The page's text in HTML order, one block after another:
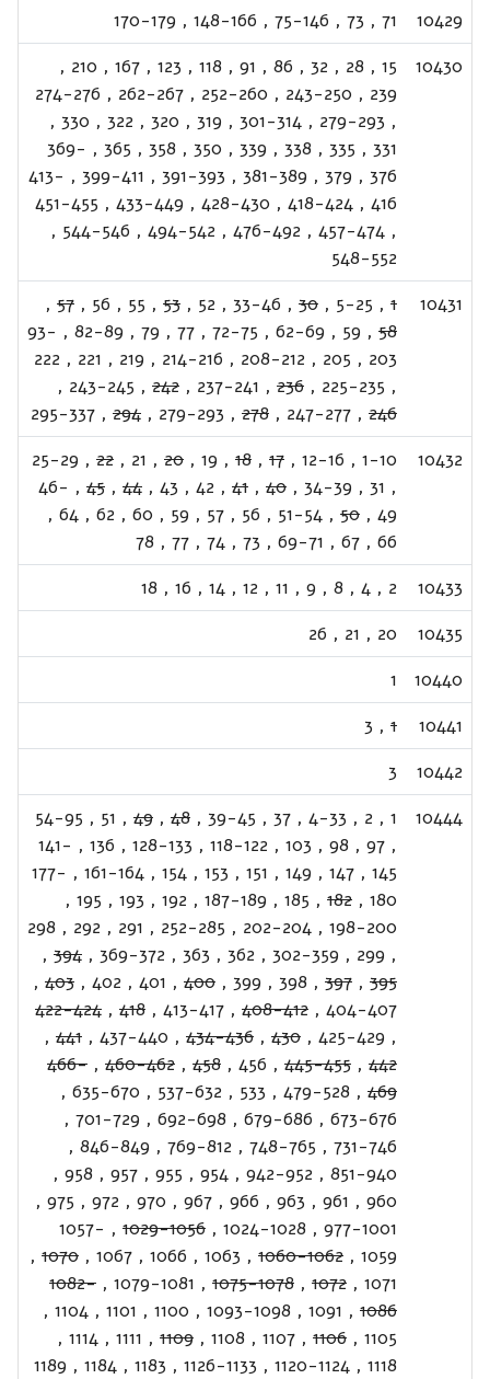
10429
71
,
73
,
75-146
,
148-166
,
170-179
10430
15
,
28
,
32
,
86
,
91
,
118
,
123
,
167
,
210
,
239
,
243-250
,
252-260
,
262-267
,
274-276
,
279-293
,
301-314
,
319
,
320
,
322
,
330
,
331
,
335
,
338
,
339
,
350
,
358
,
365
,
369-
376
,
379
,
381-389
,
391-393
,
399-411
,
413-
416
,
418-424
,
428-430
,
433-449
,
451-455
,
457-474
,
476-492
,
494-542
,
544-546
,
548-552
10431
1
,
5-25
,
30
,
33-46
,
52
,
53
,
55
,
56
,
57
,
58
,
59
,
62-69
,
72-75
,
77
,
79
,
82-89
,
93-
203
,
205
,
208-212
,
214-216
,
219
,
221
,
222
,
225-235
,
236
,
237-241
,
242
,
243-245
,
246
,
247-277
,
278
,
279-293
,
294
,
295-337
10432
1-10
,
12-16
,
17
,
18
,
19
,
20
,
21
,
22
,
25-29
,
31
,
34-39
,
40
,
41
,
42
,
43
,
44
,
45
,
46-
49
,
50
,
51-54
,
56
,
57
,
59
,
60
,
62
,
64
,
66
,
67
,
69-71
,
73
,
74
,
77
,
78
10433
2
,
4
,
8
,
9
,
11
,
12
,
14
,
16
,
18
10435
20
,
21
,
26
10440
1
10441
1
,
3
10442
3
10444
1
,
2
,
4-33
,
37
,
39-45
,
48
,
49
,
51
,
54-95
,
97
,
98
,
103
,
118-122
,
128-133
,
136
,
141-
145
,
147
,
149
,
151
,
153
,
154
,
161-164
,
177-
180
,
182
,
185
,
187-189
,
192
,
193
,
195
,
198-200
,
202-204
,
252-285
,
291
,
292
,
298
,
299
,
302-359
,
362
,
363
,
369-372
,
394
,
395
,
397
,
398
,
399
,
400
,
401
,
402
,
403
,
404-407
,
408-412
,
413-417
,
418
,
422-424
,
425-429
,
430
,
434-436
,
437-440
,
441
,
442
,
445-455
,
456
,
458
,
460-462
,
466-
469
,
479-528
,
533
,
537-632
,
635-670
,
673-676
,
679-686
,
692-698
,
701-729
,
731-746
,
748-765
,
769-812
,
846-849
,
851-940
,
942-952
,
954
,
955
,
957
,
958
,
960
,
961
,
963
,
966
,
967
,
970
,
972
,
975
,
977-1001
,
1024-1028
,
1029-1056
,
1057-
1059
,
1060-1062
,
1063
,
1066
,
1067
,
1070
,
1071
,
1072
,
1075-1078
,
1079-1081
,
1082-
1086
,
1091
,
1093-1098
,
1100
,
1101
,
1104
,
1105
,
1106
,
1107
,
1108
,
1109
,
1111
,
1114
,
1118
,
1120-1124
,
1126-1133
,
1183
,
1184
,
1189